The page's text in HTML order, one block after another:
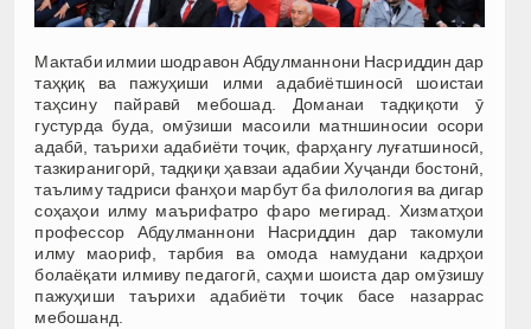
Мактаби илмии шодравон Абдулманнони Насриддин дар
таҳқиқ ва пажуҳиши илми адабиётшиносӣ шоистаи
таҳсину пайравӣ мебошад. Доманаи тадқиқоти ӯ
густурда буда, омӯзиши масоили матншиносии осори
адабӣ, таърихи адабиёти тоҷик, фарҳангу луғатшиносӣ,
тазкиранигорӣ, тадқиқи ҳавзаи адабии Хуҷанди бостонӣ,
таълиму тадриси фанҳои марбут ба филология ва дигар
соҳаҳои илму маърифатро фаро мегирад. Хизматҳои
профессор Абдулманнони Насриддин дар такомули
илму маориф, тарбия ва омода намудани кадрҳои
болаёқати илмиву педагогӣ, саҳми шоиста дар омӯзишу
пажуҳиши таърихи адабиёти тоҷик басе назаррас
мебошанд.